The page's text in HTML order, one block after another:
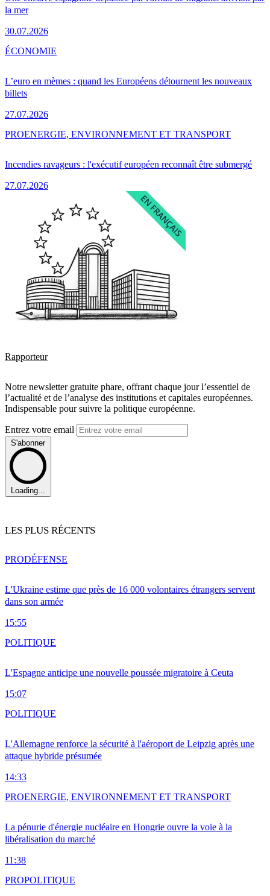
la mer
30.07.2026
L’euro en mèmes : quand les Européens détournent les nouveaux
billets
27.07.2026
ÉCONOMIE
Incendies ravageurs : l'exécutif européen reconnaît être submergé
27.07.2026
PROENERGIE, ENVIRONNEMENT ET TRANSPORT
Rapporteur
Notre newsletter gratuite phare, offrant chaque jour l’essentiel de
l’actualité et de l’analyse des institutions et capitales européennes.
Indispensable pour suivre la politique européenne.
Entrez votre email
S'abonner
Loading...
LES PLUS RÉCENTS
L'Ukraine estime que près de 16 000 volontaires étrangers servent
dans son armée
15:55
PRODÉFENSE
L'Espagne anticipe une nouvelle poussée migratoire à Ceuta
15:07
POLITIQUE
L'Allemagne renforce la sécurité à l'aéroport de Leipzig après une
attaque hybride présumée
14:33
POLITIQUE
La pénurie d'énergie nucléaire en Hongrie ouvre la voie à la
libéralisation du marché
11:38
PROENERGIE, ENVIRONNEMENT ET TRANSPORT
PROPOLITIQUE